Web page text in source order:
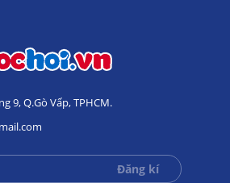
9, Q.Gò Vấp, TPHCM.